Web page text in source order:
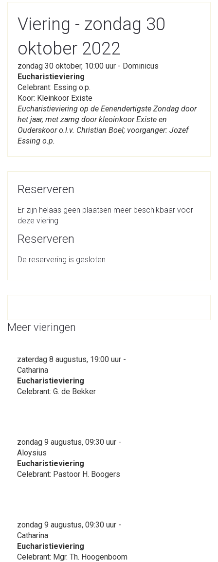
Viering - zondag 30
oktober 2022
zondag 30 oktober, 10:00 uur - Dominicus
Eucharistieviering
Celebrant: Essing o.p.
Koor: Kleinkoor Existe
Eucharistieviering op de Eenendertigste Zondag door
het jaar, met zamg door kleoinkoor Existe en
Ouderskoor o.l.v. Christian Boel; voorganger: Jozef
Essing o.p.
Reserveren
Er zijn helaas geen plaatsen meer beschikbaar voor
deze viering
Reserveren
De reservering is gesloten
Meer vieringen
zaterdag 8 augustus, 19:00 uur -
Catharina
Eucharistieviering
Celebrant: G. de Bekker
zondag 9 augustus, 09:30 uur -
Aloysius
Eucharistieviering
Celebrant: Pastoor H. Boogers
zondag 9 augustus, 09:30 uur -
Catharina
Eucharistieviering
Celebrant: Mgr. Th. Hoogenboom